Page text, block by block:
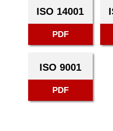
ISO 14001
PDF
ISO 9001
PDF